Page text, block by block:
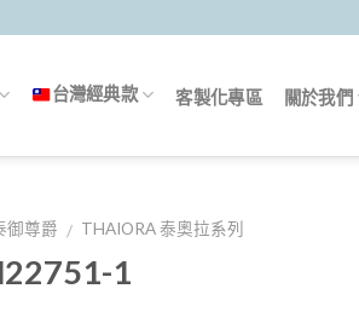
台灣經典款 客製化專區 關於我們
御尊爵 / THAIORA 泰奧拉系列
1